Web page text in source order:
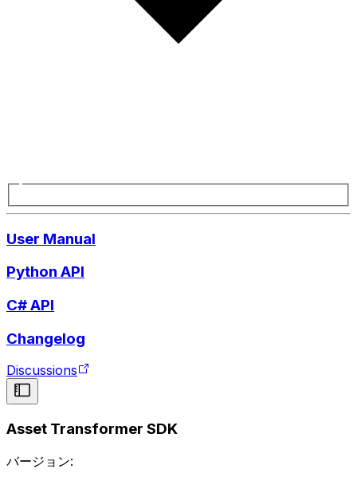
User Manual
Python API
C# API
Changelog
Discussions
Asset Transformer SDK
バージョン: